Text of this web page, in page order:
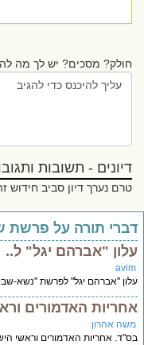
חולק? מסכים? יש לך מה
דיונים - תשובות ותגובות
טרם נערך דיון סביב חידוש זה
תורה על פרשת
"אברהם יגל" ל..
"אברהם יגל" לפרשת "נשא-
האדמורים
אהרון
אחריות האדמורים וראשי